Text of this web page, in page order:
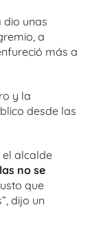
dio unas
a
más a
y la
desde las
el alcalde
no se
que
dijo un